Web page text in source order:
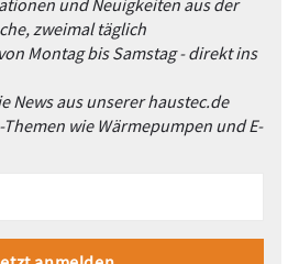
zweimal täglich
Montag bis Samstag - direkt ins
News aus unserer haustec.de
Themen wie Wärmepumpen und E-